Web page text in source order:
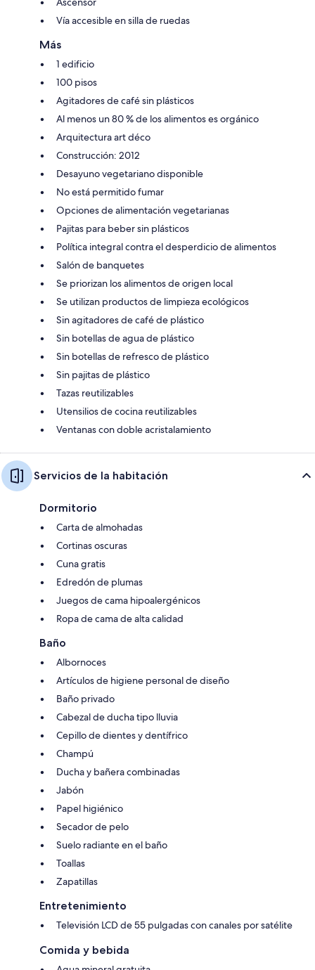
Vía accesible en silla de ruedas
Más
1 edificio
100 pisos
Agitadores de café sin plásticos
Al menos un 80 % de los alimentos es orgánico
Arquitectura art déco
Construcción: 2012
Desayuno vegetariano disponible
No está permitido fumar
Opciones de alimentación vegetarianas
Pajitas para beber sin plásticos
Política integral contra el desperdicio de alimentos
Salón de banquetes
Se priorizan los alimentos de origen local
Se utilizan productos de limpieza ecológicos
Sin agitadores de café de plástico
Sin botellas de agua de plástico
Sin botellas de refresco de plástico
Sin pajitas de plástico
Tazas reutilizables
Utensilios de cocina reutilizables
Ventanas con doble acristalamiento
Servicios de la habitación
Dormitorio
Carta de almohadas
Cortinas oscuras
Cuna gratis
Edredón de plumas
Juegos de cama hipoalergénicos
Ropa de cama de alta calidad
Baño
Albornoces
Artículos de higiene personal de diseño
Baño privado
Cabezal de ducha tipo lluvia
Cepillo de dientes y dentífrico
Champú
Ducha y bañera combinadas
Jabón
Papel higiénico
Secador de pelo
Suelo radiante en el baño
Toallas
Zapatillas
Entretenimiento
Televisión LCD de 55 pulgadas con canales por satélite
Comida y bebida